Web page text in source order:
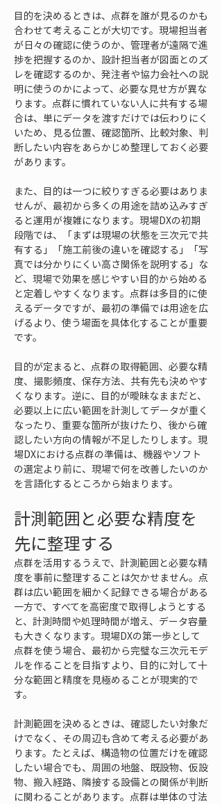
目的を決めるときは、点群を誰が見るのかも
合わせて考えることが大切です。現場担当者
が日々の確認に使うのか、管理者が遠隔で進
捗を把握するのか、設計担当者が図面とのズ
レを確認するのか、発注者や協力会社への説
明に使うのかによって、必要な見せ方が異な
ります。点群に慣れていない人に共有する場
合は、単にデータを渡すだけでは伝わりにく
いため、見る位置、確認箇所、比較対象、判
断したい内容をあらかじめ整理しておく必要
があります。
また、目的は一つに絞りすぎる必要はありま
せんが、最初から多くの用途を詰め込みすぎ
ると運用が複雑になります。現場DXの初期
段階では、「まずは現場の状態を三次元で共
有する」「施工前後の違いを確認する」「写
真では分かりにくい高さ関係を説明する」な
ど、現場で効果を感じやすい目的から始める
と定着しやすくなります。点群は多目的に使
えるデータですが、最初の準備では用途を広
げるより、使う場面を具体化することが重要
です。
目的が定まると、点群の取得範囲、必要な精
度、撮影頻度、保存方法、共有先も決めやす
くなります。逆に、目的が曖昧なままだと、
必要以上に広い範囲を計測してデータが重く
なったり、重要な箇所が抜けたり、後から確
認したい方向の情報が不足したりします。現
場DXにおける点群の準備は、機器やソフト
の選定より前に、現場で何を改善したいのか
を言語化するところから始まります。
計測範囲と必要な精度を
先に整理する
点群を活用するうえで、計測範囲と必要な精
度を事前に整理することは欠かせません。点
群は広い範囲を細かく記録できる場合がある
一方で、すべてを高密度で取得しようとする
と、計測時間や処理時間が増え、データ容量
も大きくなります。現場DXの第一歩として
点群を使う場合、最初から完璧な三次元モデ
ルを作ることを目指すより、目的に対して十
分な範囲と精度を見極めることが現実的で
す。
計測範囲を決めるときは、確認したい対象だ
けでなく、その周辺も含めて考える必要があ
ります。たとえば、構造物の位置だけを確認
したい場合でも、周囲の地盤、既設物、仮設
物、搬入経路、隣接する設備との関係が判断
に関わることがあります。点群は単体の寸法